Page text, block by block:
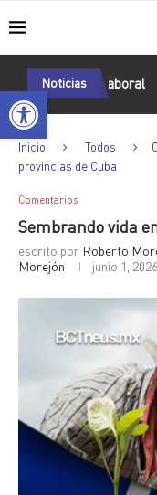
Abrir barra de
Noticias
jurídico laboral La
Inicio Todos
provincias de Cuba
Comentarios
Sembrando vida
escrito por Roberto
Morejón
junio 1, 2026